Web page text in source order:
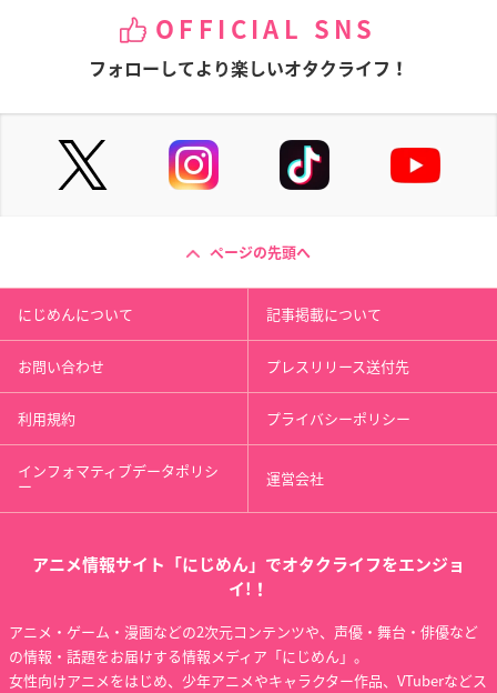
OFFICIAL SNS
フォローしてより楽しいオタクライフ！
ページの先頭へ
にじめんについて 記事掲載について
お問い合わせ プレスリリース送付先
利用規約 プライバシーポリシー
インフォマティブデータポリシ
ー 運営会社
アニメ情報サイト「にじめん」でオタクライフをエンジョ
イ!！
アニメ・ゲーム・漫画などの2次元コンテンツや、声優・舞台・俳優など
の情報・話題をお届けする情報メディア「にじめん」。
女性向けアニメをはじめ、少年アニメやキャラクター作品、VTuberなどス